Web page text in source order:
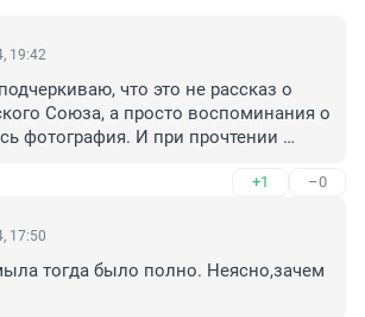
19:42
что это не рассказ о
Союза, а просто воспоминания о
фотография. И при прочтении
автора подготовить
+1 –0
17:50
тогда было полно. Неясно,зачем